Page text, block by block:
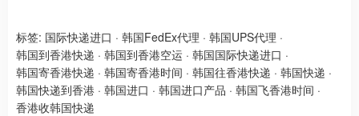
标签: 国际快递进口 · 韩国FedEx代理 · 韩国UPS代理 ·
韩国到香港快递 · 韩国到香港空运 · 韩国国际快递进口 ·
韩国寄香港快递 · 韩国寄香港时间 · 韩国往香港快递 · 韩国快递 ·
韩国快递到香港 · 韩国进口 · 韩国进口产品 · 韩国飞香港时间 ·
香港收韩国快递